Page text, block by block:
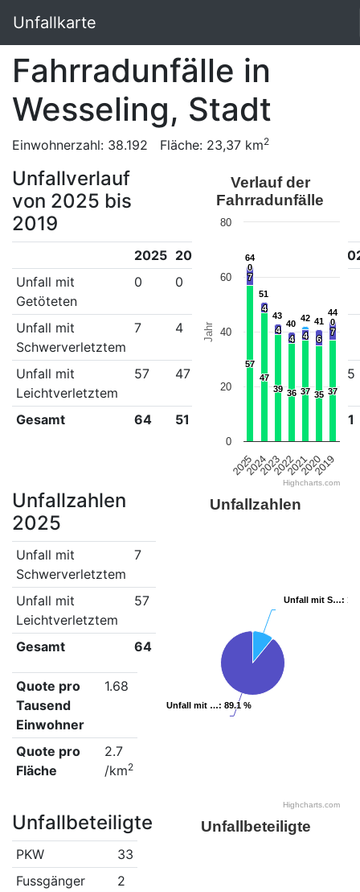
Unfallkarte
Fahrradunfälle in
Wesseling, Stadt
Einwohnerzahl: 38.192 Fläche: 23,37 km2
Unfallverlauf
von 2025 bis
2019
2025 2024 2023
Unfall mit
Getöteten
0 0 0 0 1 0
Unfall mit
Schwerverletztem
7 4 4 4 4 6
Unfall mit
Leichtverletztem
57 47 36 35
Gesamt 64 51 41
Jahr
Verlauf der
Fahrradunfälle
64
64
51
51
43
43
40
40
42
42 41
41
44
44
0
0
0
0
7
7
4
4
4
4
4
4 4
4 6
6
7
7
57
57
47
47
39
39 36
36 37
37 35
35 37
37
2025202420232022202120202019
0
20
40
60
80
Highcharts.com
Unfallzahlen
2025
Unfall mit
Schwerverletztem
7
Unfall mit
Leichtverletztem
57
Gesamt 64
Quote pro
Tausend
Einwohner
1.68
Quote pro
Fläche
2.7
/km2
Unfallzahlen
Unfall mit S…:
Unfall mit S…:
Unfall mit …: 89.1 %
Unfall mit …: 89.1 %
Highcharts.com
Unfallbeteiligte
PKW
33
Fussgänger
2
Unfallbeteiligte